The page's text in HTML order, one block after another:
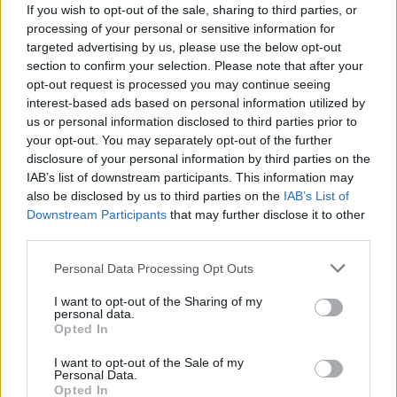
If you wish to opt-out of the sale, sharing to third parties, or
processing of your personal or sensitive information for
targeted advertising by us, please use the below opt-out
section to confirm your selection. Please note that after your
opt-out request is processed you may continue seeing
interest-based ads based on personal information utilized by
us or personal information disclosed to third parties prior to
your opt-out. You may separately opt-out of the further
disclosure of your personal information by third parties on the
IAB’s list of downstream participants. This information may
also be disclosed by us to third parties on the IAB’s List of
Downstream Participants that may further disclose it to other
Please note that this website/app uses one or more Google
not limited to your visit or usage behaviour. You may click to
grant or deny consent to Google and its third-party tags to
use your data for below specified purposes in below Google
consent section.
Personal Data Processing Opt Outs
I want to opt-out of the Sharing of my
personal data.
Opted In
I want to opt-out of the Sale of my
Personal Data.
Opted In
Viber: +306909196125
Στείλε μήνυμα στο Viber
Ακολουθήστε μας για όλες τιςειδήσειςστο Bing News
και το Google News